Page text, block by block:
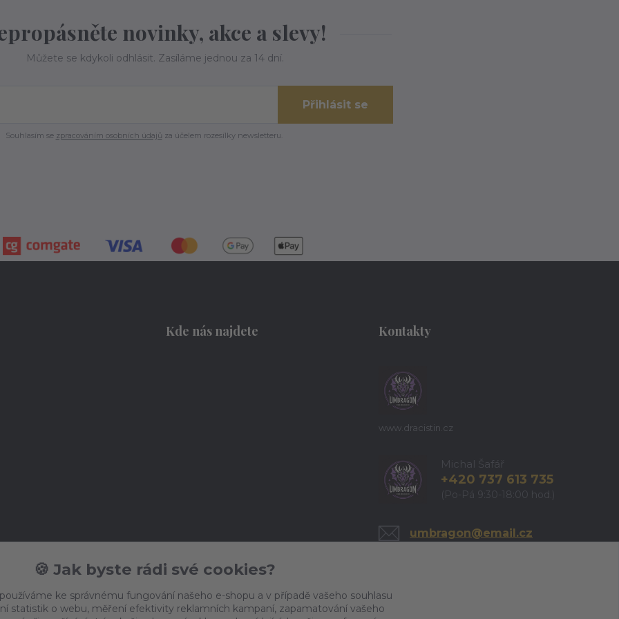
novinky, akce a slevy!
Můžete se kdykoli odhlásit. Zasíláme jednou za 14 dní.
Přihlásit se
Souhlasím se zpracováním osobních údajů za účelem rozesílky newsletteru.
Kde nás najdete Kontakty
www.dracistin.cz
Michal Šafář
+420 737 613 735
(Po-Pá 9:30-18:00 hod.)
umbragon@email.cz
🍪 Jak byste rádi své cookies?
ke správnému fungování našeho e-shopu a v případě vašeho souhlasu
statistik o webu, měření efektivity reklamních kampaní, zapamatování vašeho